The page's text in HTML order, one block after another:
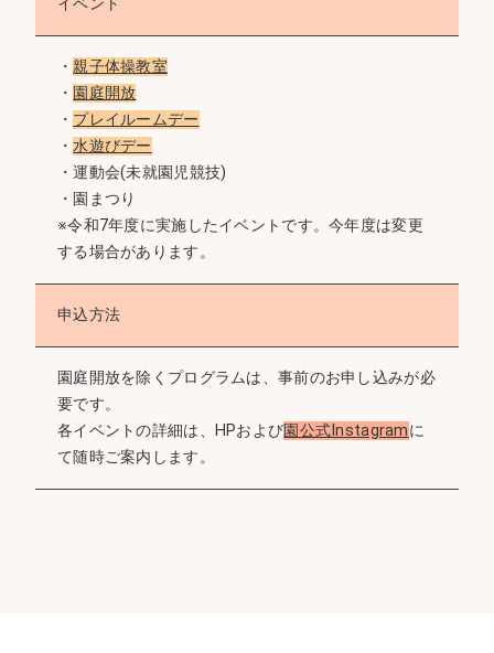
・親子体操教室
・ 園庭開放
・ プレイルームデー
・水遊びデー
・運動会(未就園児競技)
・園まつり
※令和7年度に実施したイベントです。今年度は変更
する場合があります。
申込方法
園庭開放を除くプログラムは、事前のお申し込みが必
要です。
各イベントの詳細は、HPおよび園公式Instagramに
て随時ご案内します。